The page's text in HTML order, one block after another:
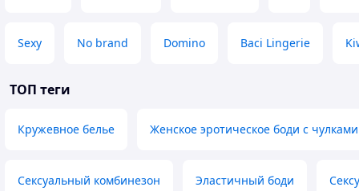
Sexy No brand Domino Baci Lingerie
ТОП теги
Кружевное белье Женское эротическое боди с чулками
Сексуальный комбинезон Эластичный боди